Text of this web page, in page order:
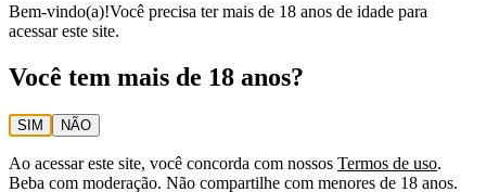
Bem-vindo(a)!Você precisa ter mais de 18 anos de idade para
acessar este site.
Você tem mais de 18 anos?
SIM NÃO
Ao acessar este site, você concorda com nossos Termos de uso.
Beba com moderação. Não compartilhe com menores de 18 anos.